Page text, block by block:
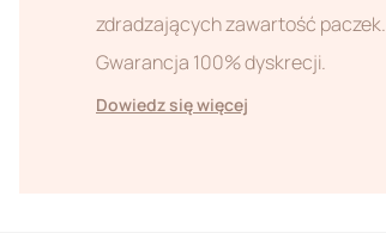
zdradzających zawartość paczek.
Gwarancja 100% dyskrecji.
Dowiedz się więcej